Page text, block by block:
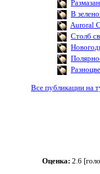
В
Auroral
Столб
Все публикации на
Оценка: 2.6